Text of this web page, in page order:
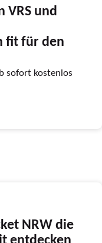
und
fit für den
sofort kostenlos
NRW die
entdecken